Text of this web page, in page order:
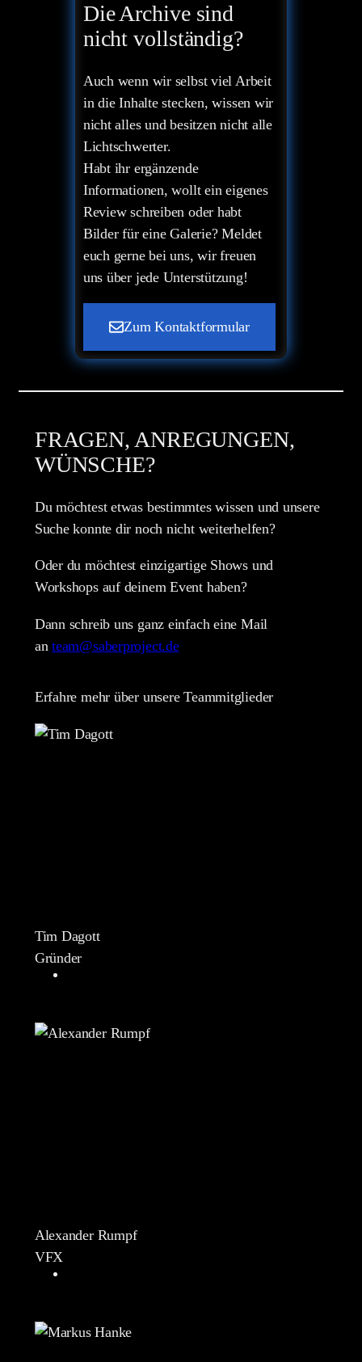
Die Archive sind
nicht vollständig?
Auch wenn wir selbst viel Arbeit
in die Inhalte stecken, wissen wir
nicht alles und besitzen nicht alle
Lichtschwerter.
Habt ihr ergänzende
Informationen, wollt ein eigenes
Review schreiben oder habt
Bilder für eine Galerie? Meldet
euch gerne bei uns, wir freuen
uns über jede Unterstützung!
Zum Kontaktformular
FRAGEN, ANREGUNGEN,
WÜNSCHE?
Du möchtest etwas bestimmtes wissen und unsere
Suche konnte dir noch nicht weiterhelfen?
Oder du möchtest einzigartige Shows und
Workshops auf deinem Event haben?
Dann schreib uns ganz einfach eine Mail
anteam@saberproject.de
Erfahre mehr über unsere Teammitglieder
Tim Dagott
Gründer
Alexander Rumpf
VFX